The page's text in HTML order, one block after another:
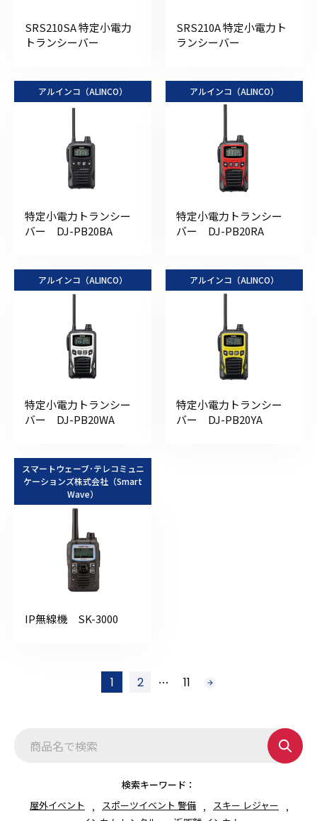
SRS210SA 特定小電力
トランシーバー
SRS210A 特定小電力ト
ランシーバー
アルインコ（ALINCO）
特定小電力トランシー
バー DJ-PB20BA
アルインコ（ALINCO）
特定小電力トランシー
バー DJ-PB20RA
アルインコ（ALINCO）
特定小電力トランシー
バー DJ-PB20WA
アルインコ（ALINCO）
特定小電力トランシー
バー DJ-PB20YA
スマートウェーブ･テレコミュニ
ケーションズ株式会社（Smart
Wave）
IP無線機 SK-3000
1 2 … 11 次
検索キーワード：
屋外イベント
スポーツイベント 警備
スキー レジャー